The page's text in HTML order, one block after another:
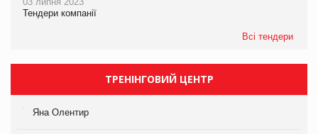
Тендери компанії
Всі тендери
ТРЕНІНГОВИЙ ЦЕНТР
Яна Олентир